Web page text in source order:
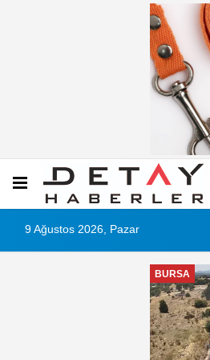
9 Ağustos 2026, Pazar
BURSA